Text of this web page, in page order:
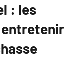
: les